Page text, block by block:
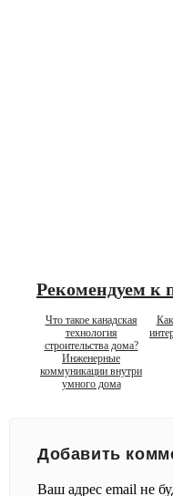
Рекомендуем к
Что такое канадская
технология
строительства дома?
Инженерные
коммуникации внутри
умного дома
Добавить
Ваш адрес email не